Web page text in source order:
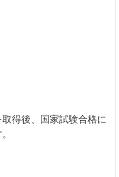
得後、国家試験合格に